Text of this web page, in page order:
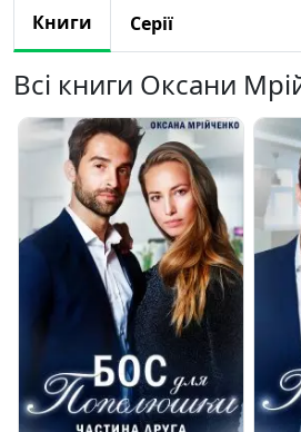
Книги Серії
Всі книги Оксани